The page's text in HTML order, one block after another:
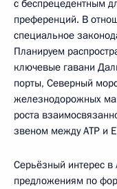
с беспрецедентным
преференций. В
специальное
Планируем
ключевые гавани
порты, Северный
железнодорожных
роста
звеном между АТР и
Серьёзный интерес
предложениям по